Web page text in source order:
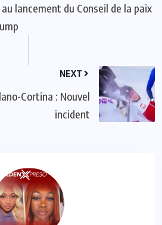
au lancement du Conseil de la paix
NEXT
Cortina : Nouvel
incident